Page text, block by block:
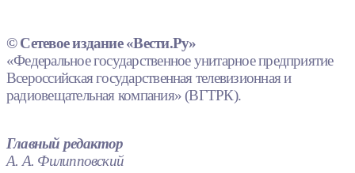
© Сетевое издание «Вести.Ру»
«Федеральное государственное унитарное предприятие
Всероссийская государственная телевизионная и
радиовещательная компания» (ВГТРК).
Главный редактор
А. А. Филипповский